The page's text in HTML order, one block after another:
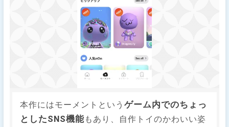
本作にはモーメントというゲーム内でのちょっ
としたSNS機能もあり、自作トイのかわいい姿